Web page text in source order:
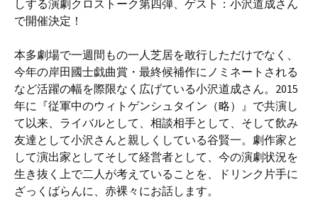
しする演劇クロストーク第四弾、ゲスト：小沢道成さん
で開催決定！
本多劇場で一週間もの一人芝居を敢行しただけでなく、
今年の岸田國士戯曲賞・最終候補作にノミネートされる
など活躍の幅を際限なく広げている小沢道成さん。2015
年に『従軍中のウィトゲンシュタイン（略）』で共演し
て以来、ライバルとして、相談相手として、そして飲み
友達として小沢さんと親しくしている谷賢一。劇作家と
して演出家としてそして経営者として、今の演劇状況を
生き抜く上で二人が考えていることを、ドリンク片手に
ざっくばらんに、赤裸々にお話します。